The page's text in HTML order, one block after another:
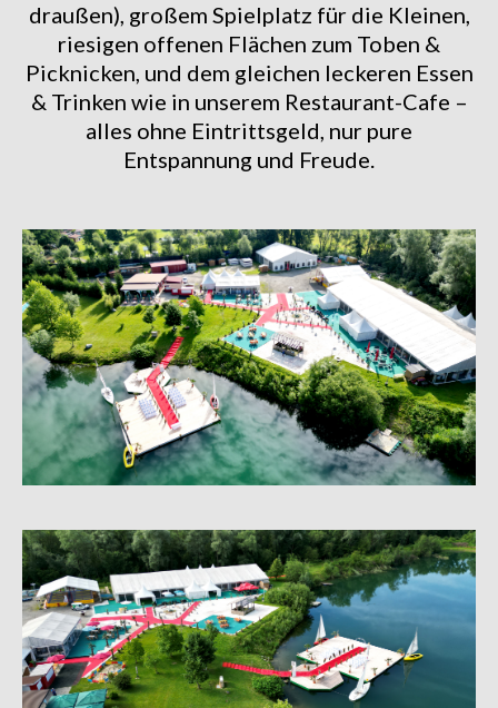
draußen), großem Spielplatz für die Kleinen,
riesigen offenen Flächen zum Toben &
Picknicken, und dem gleichen leckeren Essen
& Trinken wie in unserem Restaurant-Cafe –
alles ohne Eintrittsgeld, nur pure
Entspannung und Freude.